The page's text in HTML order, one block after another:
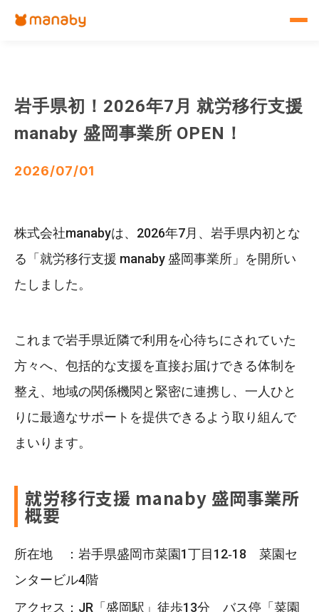
岩手県初！2026年7月 就労移行支援
manaby 盛岡事業所 OPEN！
2026/07/01
株式会社manabyは、2026年7月、岩手県内初とな
る「就労移行支援 manaby 盛岡事業所」を開所い
たしました。
これまで岩手県近隣で利用を心待ちにされていた
方々へ、包括的な支援を直接お届けできる体制を
整え、地域の関係機関と緊密に連携し、一人ひと
りに最適なサポートを提供できるよう取り組んで
まいります。
就労移行支援 manaby 盛岡事業所
概要
所在地 ：岩手県盛岡市菜園1丁目12‐18 菜園セ
ンタービル4階
アクセス：JR「盛岡駅」徒歩13分 バス停「菜園